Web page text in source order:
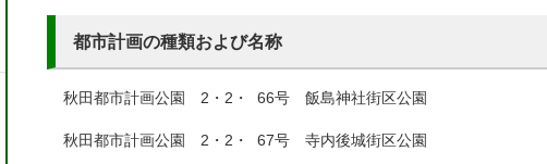
都市計画の種類および名称
秋田都市計画公園 2・2・ 66号 飯島神社街区公園
秋田都市計画公園 2・2・ 67号 寺内後城街区公園